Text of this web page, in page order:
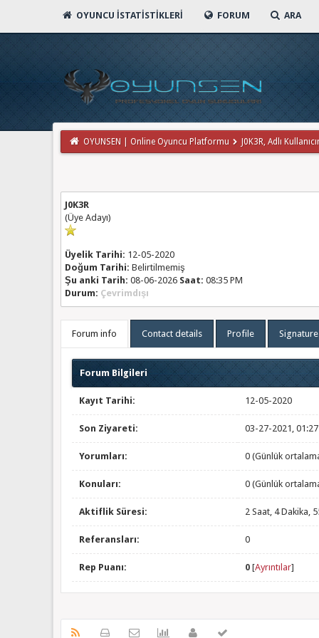
OYUNCU İSTATISTIKLERI FORUM ARA
OYUNSEN | Online Oyuncu Platformu J0K3R, Adlı
J0K3R
(Üye Adayı)
Üyelik Tarihi: 12-05-2020
Doğum Tarihi: Belirtilmemiş
Şu anki Tarih: 08-06-2026 Saat: 08:35 PM
Durum: Çevrimdışı
Forum info Contact details Profile Signature
Forum Bilgileri
Kayıt Tarihi: 12-05-2020
Son Ziyareti: 03-27-2021,
Yorumları: 0 (Günlük
Konuları: 0 (Günlük
Aktiflik Süresi: 2 Saat, 4 Dakika,
Referansları: 0
Rep Puanı: 0 [Ayrıntılar]